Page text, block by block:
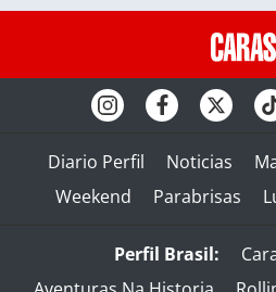
Diario Perfil Noticias
Weekend
Parabrisas
Perfil Brasil: